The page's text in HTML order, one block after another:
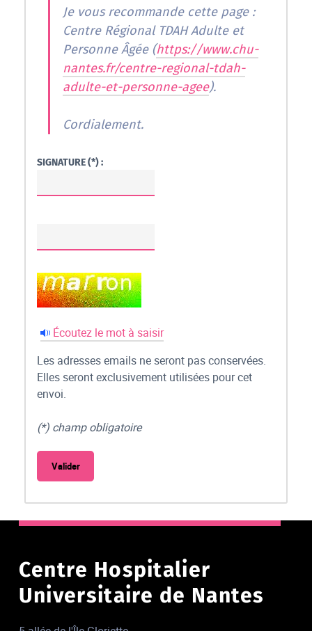
Je vous recommande cette page :
Centre Régional TDAH Adulte et
Personne Âgée (https://www.chu-
nantes.fr/centre-regional-tdah-
adulte-et-personne-agee).
Cordialement.
SIGNATURE (*) :
Écoutez le mot à saisir
Les adresses emails ne seront pas conservées.
Elles seront exclusivement utilisées pour cet
envoi.
(*) champ obligatoire
Centre Hospitalier
Universitaire de Nantes